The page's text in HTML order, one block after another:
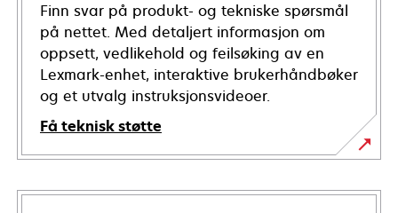
Finn svar på produkt- og tekniske spørsmål
på nettet. Med detaljert informasjon om
oppsett, vedlikehold og feilsøking av en
Lexmark-enhet, interaktive brukerhåndbøker
og et utvalg instruksjonsvideoer.
Få teknisk støtte
opens
in